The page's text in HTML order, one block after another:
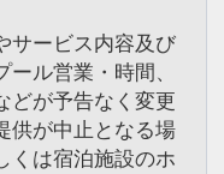
サービス内容及び
ル営業・時間、
どが予告なく変更
供が中止となる場
くは宿泊施設のホ